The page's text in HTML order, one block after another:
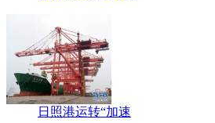
日照港运转“加速